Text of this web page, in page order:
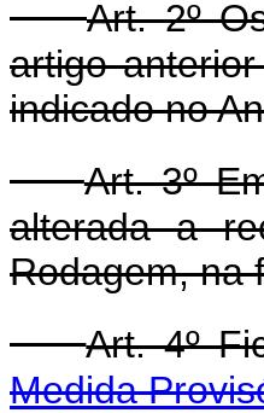
Art. 2º
artigo
indicado no
Art. 3º
alterada a
Rodagem, na
Art. 4º
Medida